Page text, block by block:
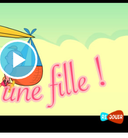
Lire
la